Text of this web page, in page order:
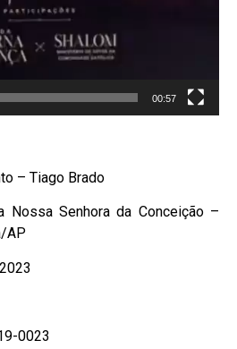
00:57
– Tiago Brado
Nossa Senhora da Conceição –
AP
0023